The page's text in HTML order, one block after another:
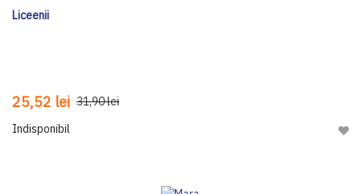
Liceenii
25,52 lei 31,90 lei
Indisponibil